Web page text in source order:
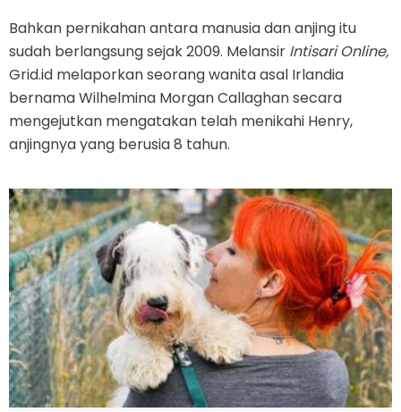
Bahkan pernikahan antara manusia dan anjing itu
sudah berlangsung sejak 2009. Melansir Intisari Online,
Grid.id melaporkan seorang wanita asal Irlandia
bernama Wilhelmina Morgan Callaghan secara
mengejutkan mengatakan telah menikahi Henry,
anjingnya yang berusia 8 tahun.